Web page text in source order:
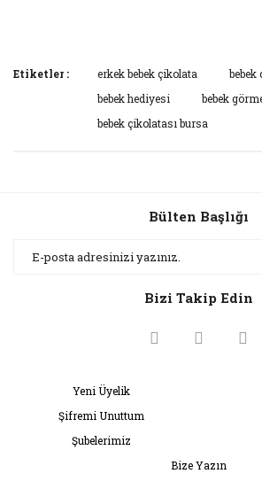
Bu ürüne ilk yorumu siz
Yorum Yaz
Bu ürünün fiyat bilgisi, resim, ürün
kullanarak tarafımıza iletebilirsiniz.
Görüş ve önerileriniz için teşekkür ederiz.
Ürün bilgilerinde hatalar bulunuyor.
Bu ürüne benzer farklı alternatifler olmalı.
Etiketler : erkek bebek çikolata
bebek
bebek hediyesi
bebek
bebek çikolatası bursa
Bülten Başlığı
Bizi Takip Edin
Yeni Üyelik
Şifremi Unuttum
Şubelerimiz
Bize Yazın